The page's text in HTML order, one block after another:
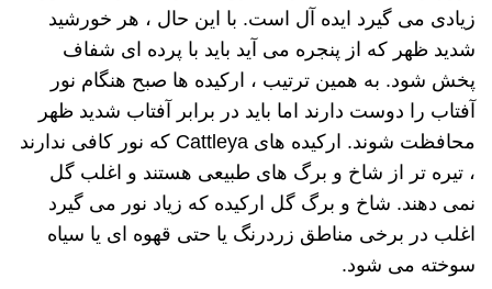
زیادی می گیرد ایده آل است. با این حال ، هر خورشید
شدید ظهر که از پنجره می آید باید با پرده ای شفاف
پخش شود. به همین ترتیب ، ارکیده ها صبح هنگام نور
آفتاب را دوست دارند اما باید در برابر آفتاب شدید ظهر
محافظت شوند. ارکیده های Cattleya که نور کافی ندارند
، تیره تر از شاخ و برگ های طبیعی هستند و اغلب گل
نمی دهند. شاخ و برگ گل ارکیده که زیاد نور می گیرد
اغلب در برخی مناطق زردرنگ یا حتی قهوه ای یا سیاه
سوخته می شود.